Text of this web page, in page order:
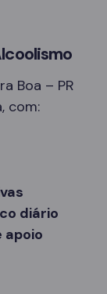
Boa – PR
com:
diário
apoio